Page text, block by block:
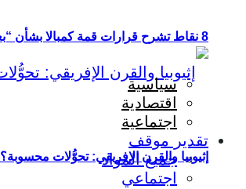
إثيوبيا والقرن الإفريقي: تحوُّلات محسوبة؟
8 نقاط تشرح قرارات قمة كمبالا بشأن “بعثة أوصوم” في الصومال؟
سياسية
اقتصادية
اجتماعية
تقدير موقف
جميع المواد
اجتماعي